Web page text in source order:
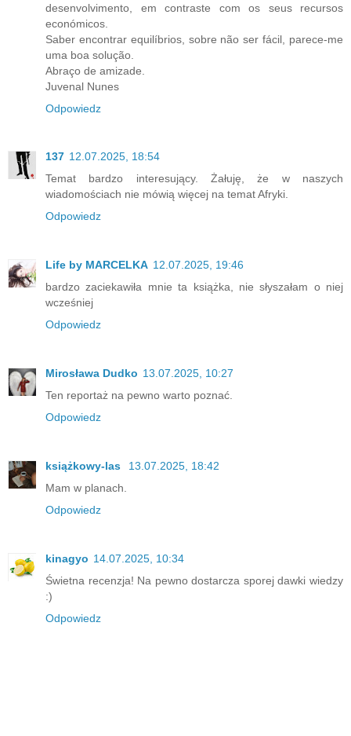
desenvolvimento, em contraste com os seus recursos
económicos.
Saber encontrar equilíbrios, sobre não ser fácil, parece-me
uma boa solução.
Abraço de amizade.
Juvenal Nunes
Odpowiedz
137 12.07.2025, 18:54
Temat bardzo interesujący. Żałuję, że w naszych
wiadomościach nie mówią więcej na temat Afryki.
Odpowiedz
Life by MARCELKA 12.07.2025, 19:46
bardzo zaciekawiła mnie ta książka, nie słyszałam o niej
wcześniej
Odpowiedz
Mirosława Dudko 13.07.2025, 10:27
Ten reportaż na pewno warto poznać.
Odpowiedz
książkowy-las
13.07.2025, 18:42
Mam w planach.
Odpowiedz
kinagyo 14.07.2025, 10:34
Świetna recenzja! Na pewno dostarcza sporej dawki wiedzy
:)
Odpowiedz